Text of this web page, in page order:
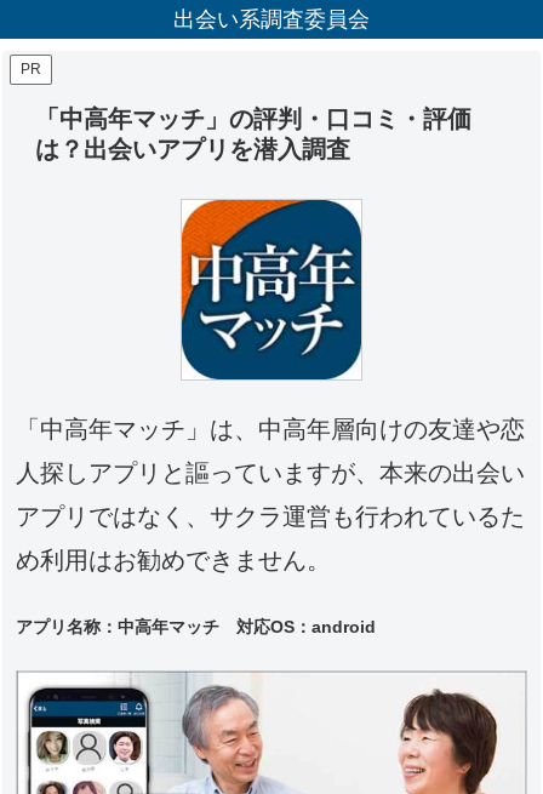
出会い系調査委員会
PR
「中高年マッチ」の評判・口コミ・評価
は？出会いアプリを潜入調査
「中高年マッチ」は、中高年層向けの友達や恋
人探しアプリと謳っていますが、本来の出会い
アプリではなく、サクラ運営も行われているた
め利用はお勧めできません。
アプリ名称：中高年マッチ 対応OS：android